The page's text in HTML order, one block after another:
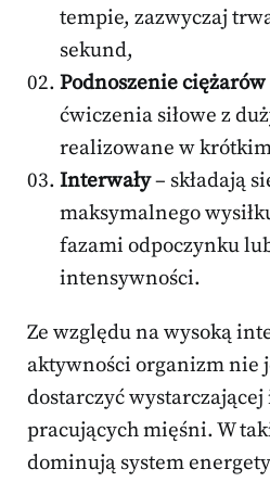
tempie, zazwyczaj
sekund,
Podnoszenie ciężarów
ćwiczenia siłowe z
realizowane w
Interwały– składają
maksymalnego
fazami odpoczynku
intensywności.
Ze względu na wysoką
aktywności organizm nie
dostarczyć
pracujących mięśni. W
dominują system